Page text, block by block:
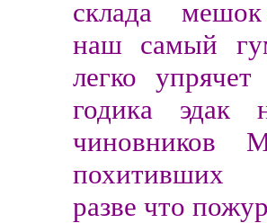
склада
наш самый
легко
годика эдак
чиновников
похитивших
разве что